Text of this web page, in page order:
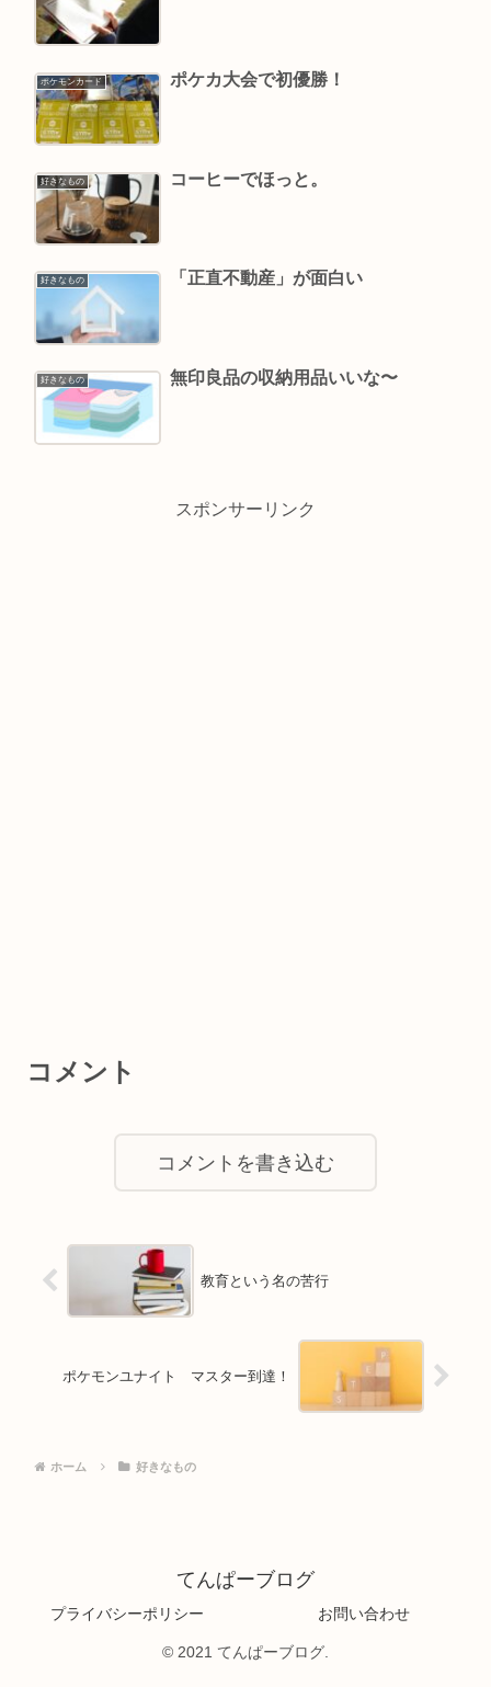
ポケモンカード ポケカ大会で初優勝！
好きなもの コーヒーでほっと。
好きなもの 「正直不動産」が面白い
好きなもの 無印良品の収納用品いいな〜
スポンサーリンク
コメント
コメントを書き込む
教育という名の苦行
ポケモンユナイト マスター到達！
ホーム 好きなもの
てんぱーブログ
プライバシーポリシー お問い合わせ
© 2021 てんぱーブログ.